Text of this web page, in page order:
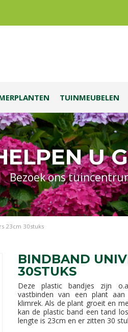
U
Bezoek ons
23cm 30stuks
TUINMEUBELEN
BINDBAND
30STUKS
Deze plastic bandjes zijn
vastbinden van een plant
klimrek. Als de plant groeit en
kan de plastic band een tand
lengte is 23cm en er zitten 30